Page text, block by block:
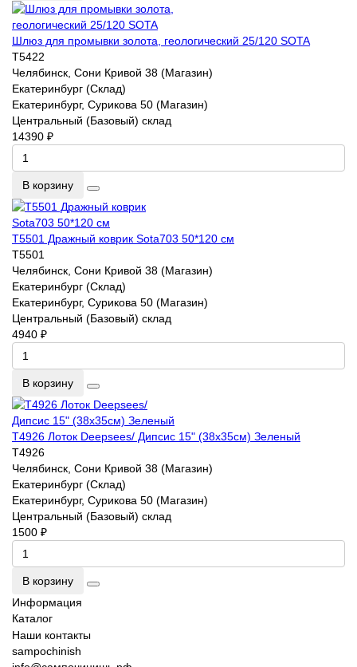
Шлюз для промывки золота, геологический 25/120 SOTA
T5422
Челябинск, Сони Кривой 38 (Магазин)
Екатеринбург (Склад)
Екатеринбург, Сурикова 50 (Магазин)
Центральный (Базовый) склад
14390 ₽
В корзину
T5501 Дражный коврик Sota703 50*120 см
T5501
Челябинск, Сони Кривой 38 (Магазин)
Екатеринбург (Склад)
Екатеринбург, Сурикова 50 (Магазин)
Центральный (Базовый) склад
4940 ₽
В корзину
T4926 Лоток Deepsees/ Дипсис 15" (38x35см) Зеленый
T4926
Челябинск, Сони Кривой 38 (Магазин)
Екатеринбург (Склад)
Екатеринбург, Сурикова 50 (Магазин)
Центральный (Базовый) склад
1500 ₽
В корзину
Информация
Каталог
Наши контакты
sampochinish